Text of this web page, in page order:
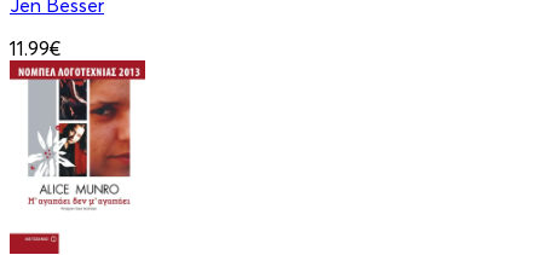
Jen Besser
11.99€